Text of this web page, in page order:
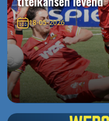
18-05-2026